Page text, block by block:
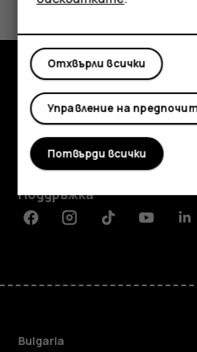
Изследвайте
Информация
Planet and people
Поддръжка
FacebookInstagramTiktokYoutube
Bulgaria
Отхвърли всички
Управление на
Потвърди всички